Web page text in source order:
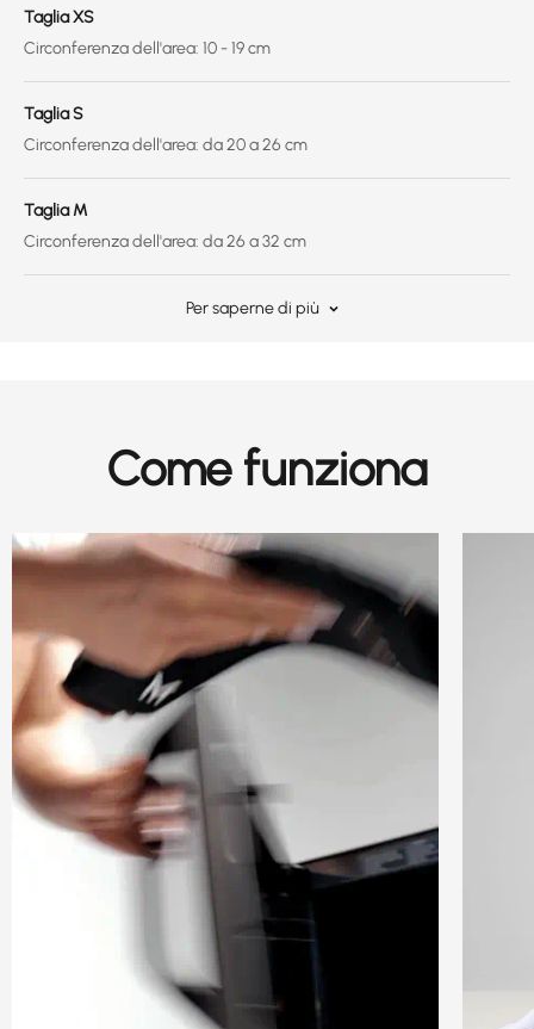
Taglia XS
Circonferenza dell'area: 10 - 19 cm
Taglia S
Circonferenza dell'area: da 20 a 26 cm
Taglia M
Circonferenza dell'area: da 26 a 32 cm
Per saperne di più
Come funziona